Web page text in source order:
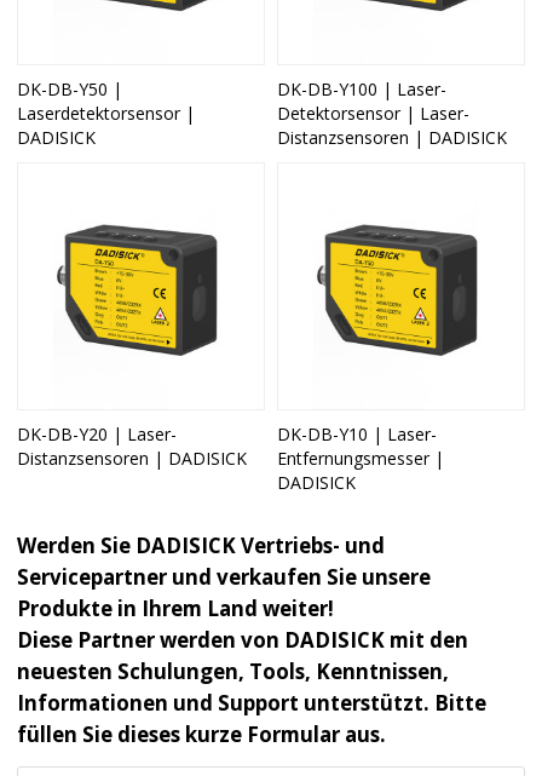
DK-DB-Y50 |
Laserdetektorsensor |
DADISICK
DK-DB-Y100 | Laser-
Detektorsensor | Laser-
Distanzsensoren | DADISICK
DK-DB-Y20 | Laser-
Distanzsensoren | DADISICK
DK-DB-Y10 | Laser-
Entfernungsmesser |
DADISICK
Werden Sie DADISICK Vertriebs- und
Servicepartner und verkaufen Sie unsere
Produkte in Ihrem Land weiter!
Diese Partner werden von DADISICK mit den
neuesten Schulungen, Tools, Kenntnissen,
Informationen und Support unterstützt. Bitte
füllen Sie dieses kurze Formular aus.